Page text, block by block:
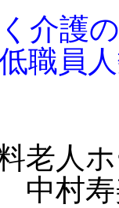
介護
職員
老人
村寿